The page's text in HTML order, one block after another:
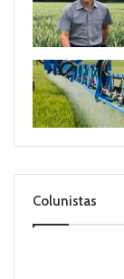
Colunistas